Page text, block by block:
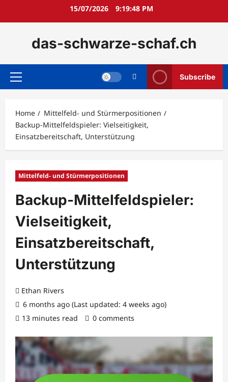
15/07/2026 9:19:49 PM
das-schwarze-schaf.ch
Primary
Subscribe
Home
Mittelfeld- und Stürmerpositionen
Backup-Mittelfeldspieler: Vielseitigkeit,
Einsatzbereitschaft, Unterstützung
Mittelfeld- und Stürmerpositionen
Backup-Mittelfeldspieler:
Vielseitigkeit,
Einsatzbereitschaft,
Unterstützung
Ethan Rivers
6 months ago (Last updated: 4 weeks ago)
13 minutes read
0 comments